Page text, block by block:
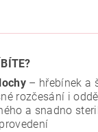
– hřebínek a
rozčesání i
a snadno